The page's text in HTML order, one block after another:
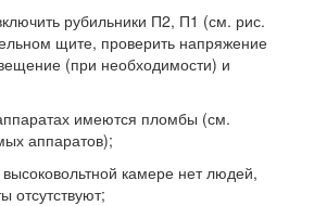
рубильники П2, П1 (см. рис.
щите, проверить напряжение
(при необходимости) и
имеются пломбы (см.
аппаратов);
камере нет людей,
отсутствуют;